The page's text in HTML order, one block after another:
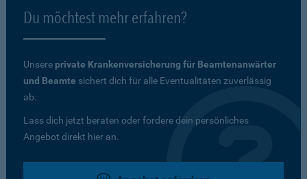
Du möchtest mehr erfahren?
Unsere private Krankenversicherung für Beamtenanwärter
und Beamte sichert dich für alle Eventualitäten zuverlässig
ab.
Lass dich jetzt beraten oder fordere dein persönliches
Angebot direkt hier an.